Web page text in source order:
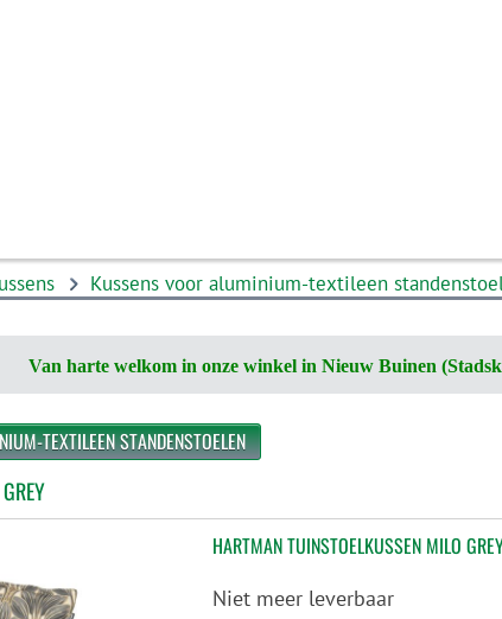
Kussens voor aluminium-textileen
Van harte welkom in onze winkel in Nieuw Buinen
TEXTILEEN STANDENSTOELEN
HARTMAN TUINSTOELKUSSEN MILO
Niet meer leverbaar